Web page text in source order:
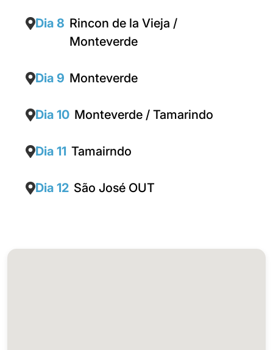
Dia 8 Rincon de la Vieja /
Monteverde
Dia 9 Monteverde
Dia 10 Monteverde / Tamarindo
Dia 11 Tamairndo
Dia 12 São José OUT